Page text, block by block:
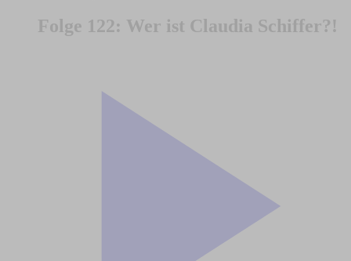
Folge 122: Wer ist Claudia Schiffer?!